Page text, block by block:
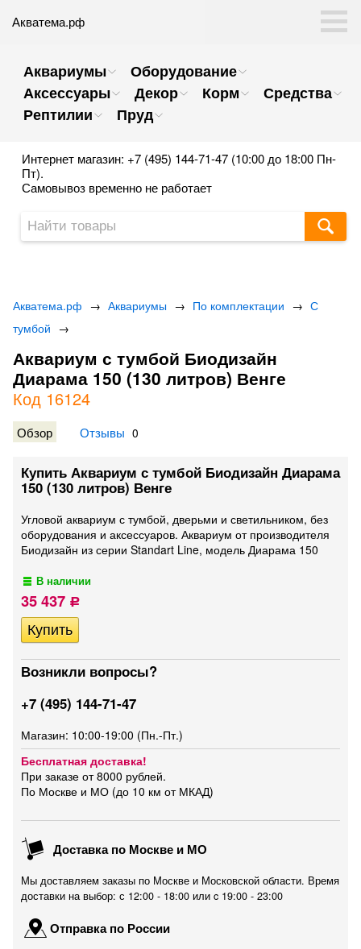
Акватема.рф
Аквариумы
Оборудование
Аксессуары
Декор Корм
Средства
Рептилии
Пруд
Интернет магазин: +7 (495) 144-71-47 (10:00 до 18:00 Пн-
Пт).
Самовывоз временно не работает
Акватема.рф → Аквариумы → По комплектации → С
тумбой →
Аквариум с тумбой Биодизайн
Диарама 150 (130 литров) Венге
Код 16124
Обзор Отзывы 0
Купить Аквариум с тумбой Биодизайн Диарама
150 (130 литров) Венге
Угловой аквариум с тумбой, дверьми и светильником, без
оборудования и аксессуаров. Аквариум от производителя
Биодизайн из серии Standart Line, модель Диарама 150
В наличии
35 437 Р
Возникли вопросы?
+7 (495) 144-71-47
Магазин: 10:00-19:00 (Пн.-Пт.)
Бесплатная доставка!
При заказе от 8000 рублей.
По Москве и МО (до 10 км от МКАД)
Доставка по Москве и МО
Мы доставляем заказы по Москве и Московской области. Время
доставки на выбор: с 12:00 - 18:00 или c 19:00 - 23:00
Отправка по России